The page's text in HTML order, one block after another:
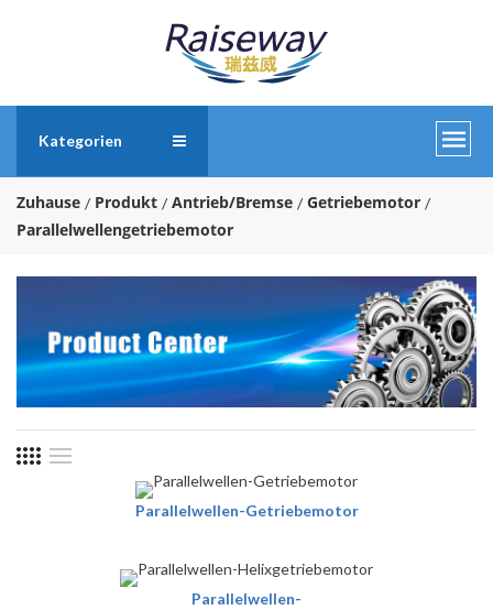
Kategorien
Zuhause Produkt Antrieb/Bremse
Getriebemotor
Parallelwellengetriebemotor
Parallelwellen-Getriebemotor
Parallelwellen-